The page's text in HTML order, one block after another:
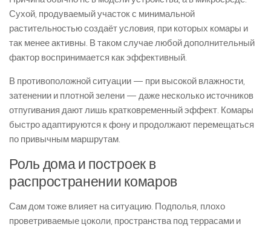
Сухой, продуваемый участок с минимальной
растительностью создаёт условия, при которых комары и
так менее активны. В таком случае любой дополнительный
фактор воспринимается как эффективный.
В противоположной ситуации — при высокой влажности,
затенении и плотной зелени — даже несколько источников
отпугивания дают лишь кратковременный эффект. Комары
быстро адаптируются к фону и продолжают перемещаться
по привычным маршрутам.
Роль дома и построек в
распространении комаров
Сам дом тоже влияет на ситуацию. Подполья, плохо
проветриваемые цоколи, пространства под террасами и